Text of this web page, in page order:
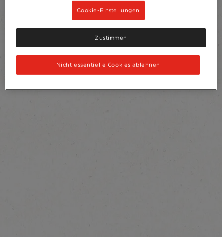
Cookie-Einstellungen
Nicht essentielle Cookies ablehnen
Zustimmen